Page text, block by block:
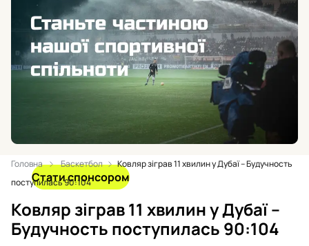
Стати спонсором
Головна Баскетбол
Ковляр зіграв 11 хвилин у Дубаї – Будучность
поступилась 90:104
Ковляр зіграв 11 хвилин у Дубаї –
Будучность поступилась 90:104